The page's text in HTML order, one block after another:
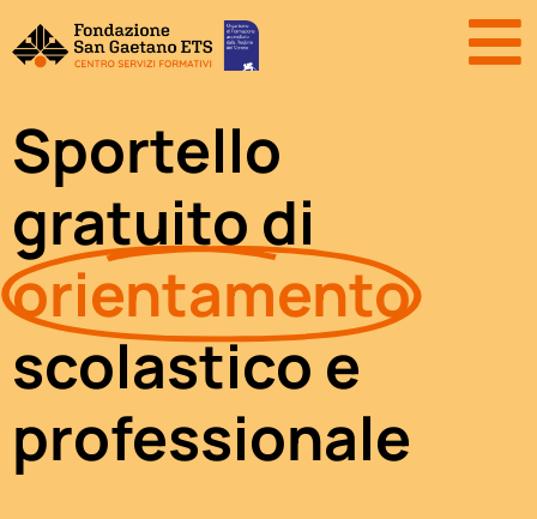
Sportello
gratuito di
orientamento
scolastico e
professionale